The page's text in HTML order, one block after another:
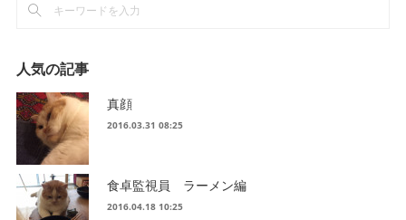
人気の記事
真顔
2016.03.31 08:25
食卓監視員 ラーメン編
2016.04.18 10:25